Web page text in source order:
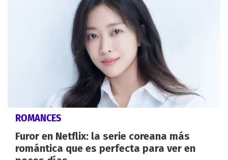
ROMANCES
Furor en Netflix: la serie coreana más
romántica que es perfecta para ver en